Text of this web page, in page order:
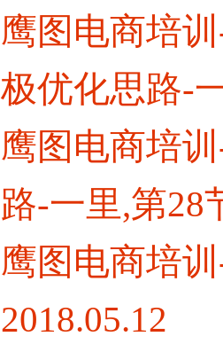
鹰图电商培
极优化思路-
鹰图电商培
路-一里,第28
鹰图电商培
2018.05.12